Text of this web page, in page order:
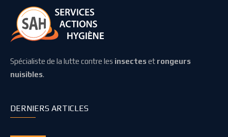
Spécialiste de la lutte contre les insecteset rongeurs
nuisibles.
DERNIERS ARTICLES